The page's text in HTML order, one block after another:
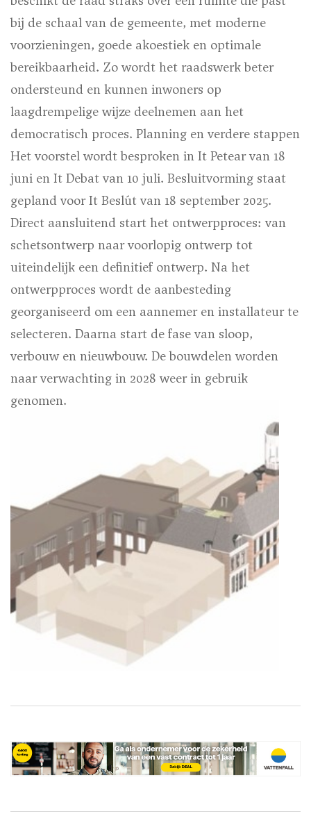
bij de schaal van de gemeente, met moderne
voorzieningen, goede akoestiek en optimale
bereikbaarheid. Zo wordt het raadswerk beter
ondersteund en kunnen inwoners op
laagdrempelige wijze deelnemen aan het
democratisch proces. Planning en verdere stappen
Het voorstel wordt besproken in It Petear van 18
juni en It Debat van 10 juli. Besluitvorming staat
gepland voor It Beslút van 18 september 2025.
Direct aansluitend start het ontwerpproces: van
schetsontwerp naar voorlopig ontwerp tot
uiteindelijk een definitief ontwerp. Na het
ontwerpproces wordt de aanbesteding
georganiseerd om een aannemer en installateur te
selecteren. Daarna start de fase van sloop,
verbouw en nieuwbouw. De bouwdelen worden
naar verwachting in 2028 weer in gebruik
genomen.